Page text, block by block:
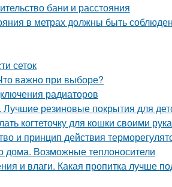
бани и расстояния
в метрах должны быть
сеток
важно при выборе?
радиаторов
резиновые покрытия для
когтеточку для кошки своими
и принцип действия
дома. Возможные теплоносители
и влаги. Какая пропитка лучше